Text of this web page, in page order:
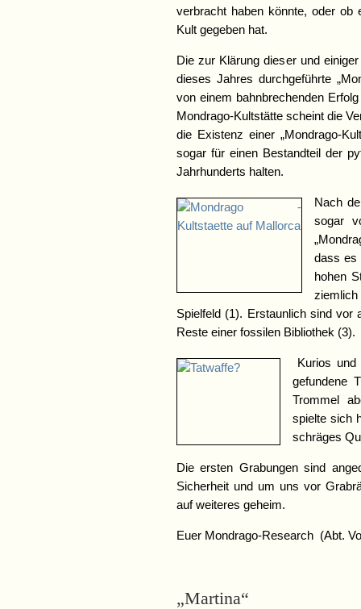
verbracht haben könnte, oder ob
Kult gegeben hat.
Die zur Klärung dieser und
dieses Jahres durchgeführte
von einem bahnbrechenden
Mondrago-Kultstätte scheint die
die Existenz einer „Mondrago-
sogar für einen Bestandteil der
Jahrhunderts halten.
Nach
sogar
dass es
hohen
Spielfeld (1). Erstaunlich sind vor
Reste einer fossilen Bibliothek (3).
Kurios
gefundene
Trommel
spielte sich
schräges
Die ersten Grabungen sind
Sicherheit und um uns vor
auf weiteres geheim.
Euer Mondrago-Research (Abt.
„Martina“